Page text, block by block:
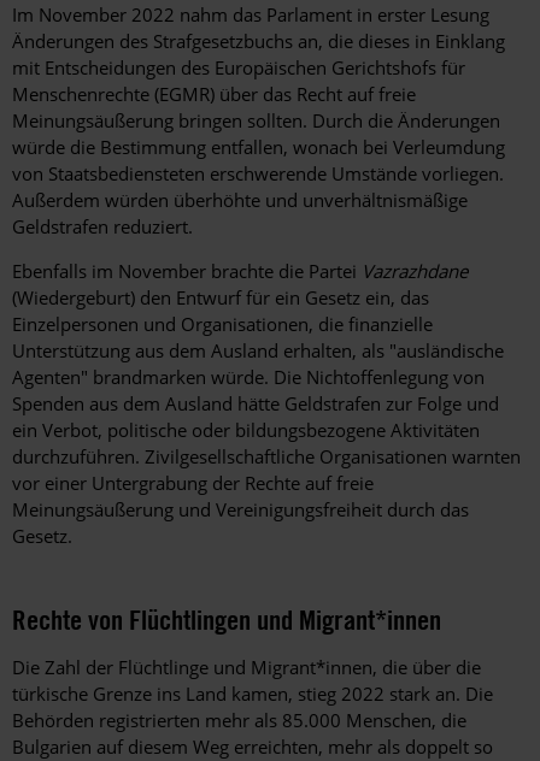
Im November 2022 nahm das Parlament in erster Lesung
Änderungen des Strafgesetzbuchs an, die dieses in Einklang
mit Entscheidungen des Europäischen Gerichtshofs für
Menschenrechte (EGMR) über das Recht auf freie
Meinungsäußerung bringen sollten. Durch die Änderungen
würde die Bestimmung entfallen, wonach bei Verleumdung
von Staatsbediensteten erschwerende Umstände vorliegen.
Außerdem würden überhöhte und unverhältnismäßige
Geldstrafen reduziert.
Ebenfalls im November brachte die Partei Vazrazhdane
(Wiedergeburt) den Entwurf für ein Gesetz ein, das
Einzelpersonen und Organisationen, die finanzielle
Unterstützung aus dem Ausland erhalten, als "ausländische
Agenten" brandmarken würde. Die Nichtoffenlegung von
Spenden aus dem Ausland hätte Geldstrafen zur Folge und
ein Verbot, politische oder bildungsbezogene Aktivitäten
durchzuführen. Zivilgesellschaftliche Organisationen warnten
vor einer Untergrabung der Rechte auf freie
Meinungsäußerung und Vereinigungsfreiheit durch das
Gesetz.
Rechte von Flüchtlingen und Migrant*innen
Die Zahl der Flüchtlinge und Migrant*innen, die über die
türkische Grenze ins Land kamen, stieg 2022 stark an. Die
Behörden registrierten mehr als 85.000 Menschen, die
Bulgarien auf diesem Weg erreichten, mehr als doppelt so